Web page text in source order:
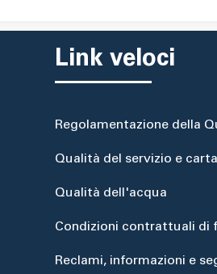
Link veloci
Regolamentazione della
Qualità del servizio e
Qualità dell'acqua
Condizioni contrattuali di
Reclami, informazioni e